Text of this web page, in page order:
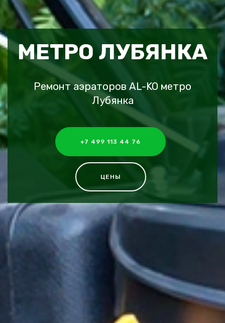
МЕТРО ЛУБЯНКА
Ремонт аэраторов AL-KO метро
Лубянка
+7 499 113 44 76
ЦЕНЫ